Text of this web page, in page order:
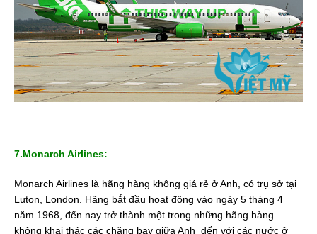
7.Monarch Airlines:
Monarch Airlines là hãng hàng không giá rẻ ở Anh, có trụ sở tại
Luton, London. Hãng bắt đầu hoạt động vào ngày 5 tháng 4
năm 1968, đến nay trở thành một trong những hãng hàng
không khai thác các chặng bay giữa Anh đến với các nước ở